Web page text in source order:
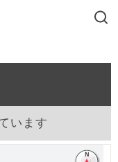
います